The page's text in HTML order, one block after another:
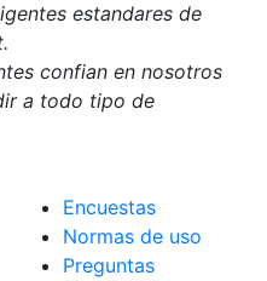
estandares de
confian en nosotros
a todo tipo de
Encuestas
Normas de uso
Preguntas